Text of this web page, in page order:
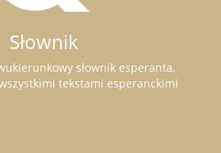
Słownik
słownik esperanta,
tekstami esperanckimi